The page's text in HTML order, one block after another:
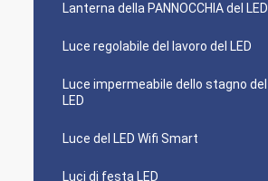
Lanterna della PANNOCCHIA del LED
Luce regolabile del lavoro del LED
Luce impermeabile dello stagno del
LED
Luce del LED Wifi Smart
Luci di festa LED